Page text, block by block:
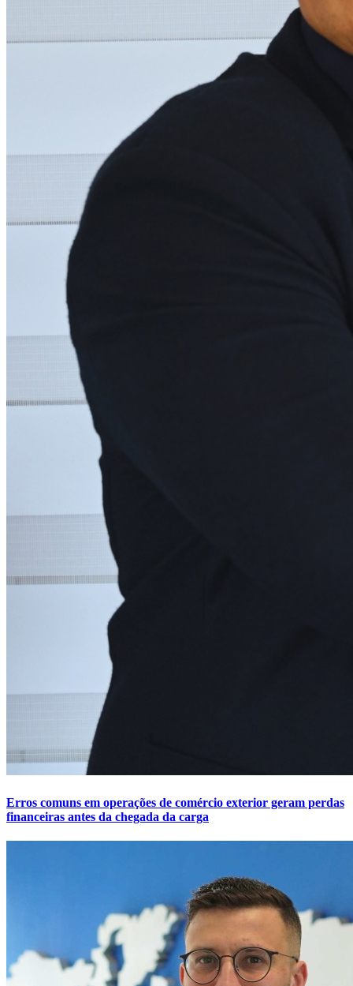
Erros comuns em operações de comércio exterior geram perdas
financeiras antes da chegada da carga